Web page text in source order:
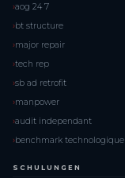
aog 24 7
bt structure
major repair
tech rep
sb ad retrofit
manpower
audit independant
benchmark technologique
SCHULUNGEN